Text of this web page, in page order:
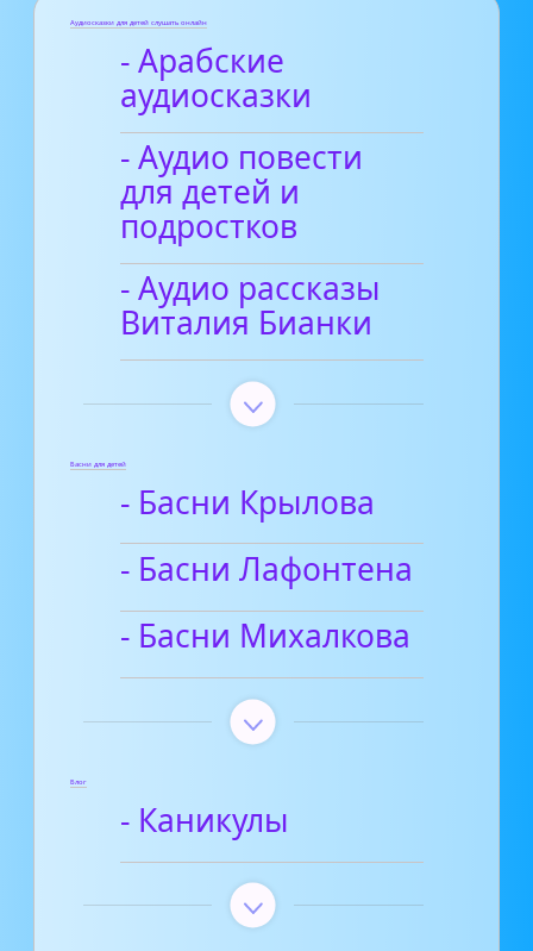
Аудиосказки для детей слушать онлайн
- Арабские
аудиосказки
- Аудио повести
для детей и
подростков
- Аудио рассказы
Виталия Бианки
Басни для детей
- Басни Крылова
- Басни Лафонтена
- Басни Михалкова
Блог
- Каникулы